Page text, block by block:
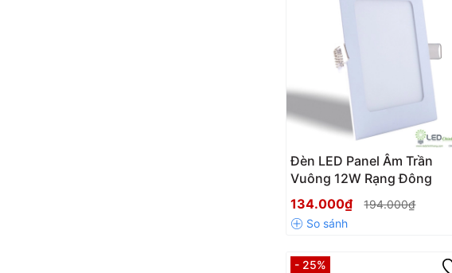
Đèn LED Panel Âm Trần
Vuông 12W Rạng Đông
134.000₫
194.000₫
- 25%